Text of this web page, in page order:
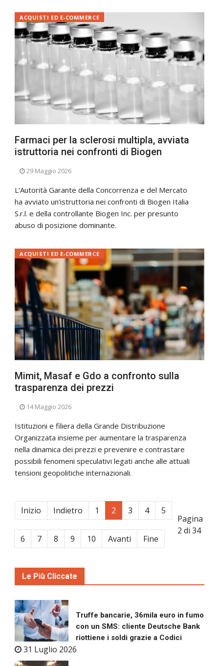
Farmaci per la sclerosi multipla, avviata
istruttoria nei confronti di Biogen
ACQUISTI ED E-COMMERCE
29 Maggio 2026
L’Autorità Garante della Concorrenza e del Mercato
ha avviato un’istruttoria nei confronti di Biogen Italia
S.r.l. e della controllante Biogen Inc. per presunto
abuso di posizione dominante.
Mimit, Masaf e Gdo a confronto sulla
trasparenza dei prezzi
ACQUISTI ED E-COMMERCE
14 Maggio 2026
Istituzioni e filiera della Grande Distribuzione
Organizzata insieme per aumentare la trasparenza
nella dinamica dei prezzi e prevenire e contrastare
possibili fenomeni speculativi legati anche alle attuali
tensioni geopolitiche internazionali.
Inizio Indietro 1 2 3 4 5
6 7 8 9 10 Avanti Fine
Pagina
2 di 34
Le Più Cliccate
Truffe bancarie, 36mila euro in fumo
con un SMS: cliente Deutsche Bank
riottiene i soldi grazie a Codici
31 Luglio 2026